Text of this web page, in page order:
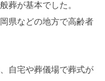
葬が基本でした。
県などの地方で高齢者
自宅や葬儀場で葬式が